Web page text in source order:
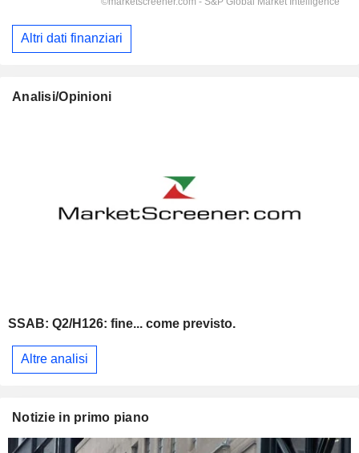
Altri dati finanziari
Analisi/Opinioni
SSAB: Q2/H126: fine... come previsto.
Altre analisi
Notizie in primo piano